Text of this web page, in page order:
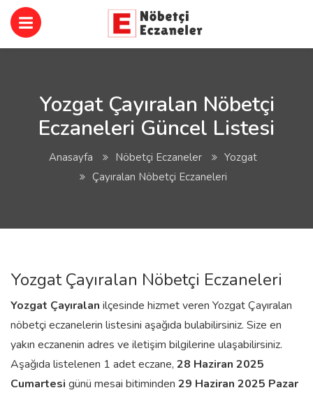
Yozgat Çayıralan Nöbetçi
Eczaneleri Güncel Listesi
Anasayfa Nöbetçi Eczaneler
Yozgat
Çayıralan Nöbetçi Eczaneleri
Yozgat Çayıralan Nöbetçi Eczaneleri
Yozgat Çayıralan ilçesinde hizmet veren Yozgat Çayıralan
nöbetçi eczanelerin listesini aşağıda bulabilirsiniz. Size en
yakın eczanenin adres ve iletişim bilgilerine ulaşabilirsiniz.
Aşağıda listelenen 1 adet eczane, 28 Haziran 2025
Cumartesi günü mesai bitiminden 29 Haziran 2025 Pazar